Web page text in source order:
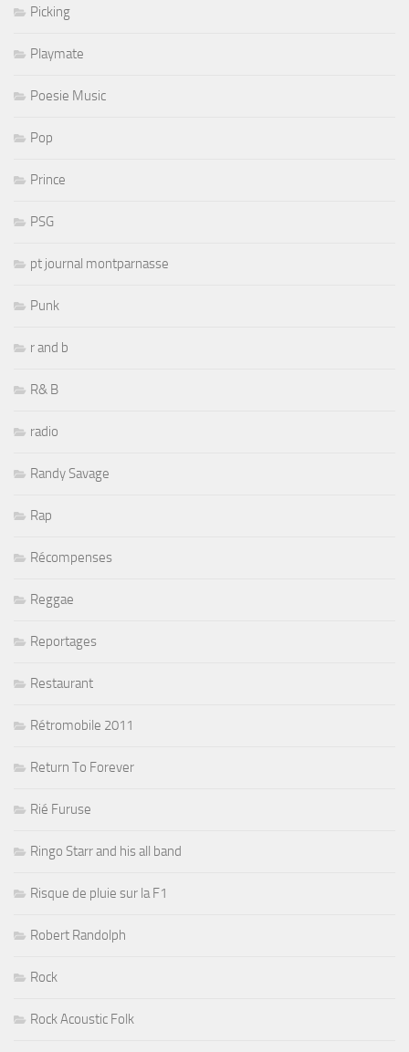
Picking
Playmate
Poesie Music
Pop
Prince
PSG
pt journal montparnasse
Punk
r and b
R& B
radio
Randy Savage
Rap
Récompenses
Reggae
Reportages
Restaurant
Rétromobile 2011
Return To Forever
Rié Furuse
Ringo Starr and his all band
Risque de pluie sur la F1
Robert Randolph
Rock
Rock Acoustic Folk